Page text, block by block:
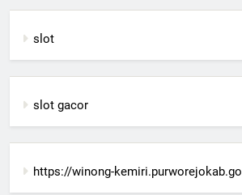
slot
slot gacor
https://winong-